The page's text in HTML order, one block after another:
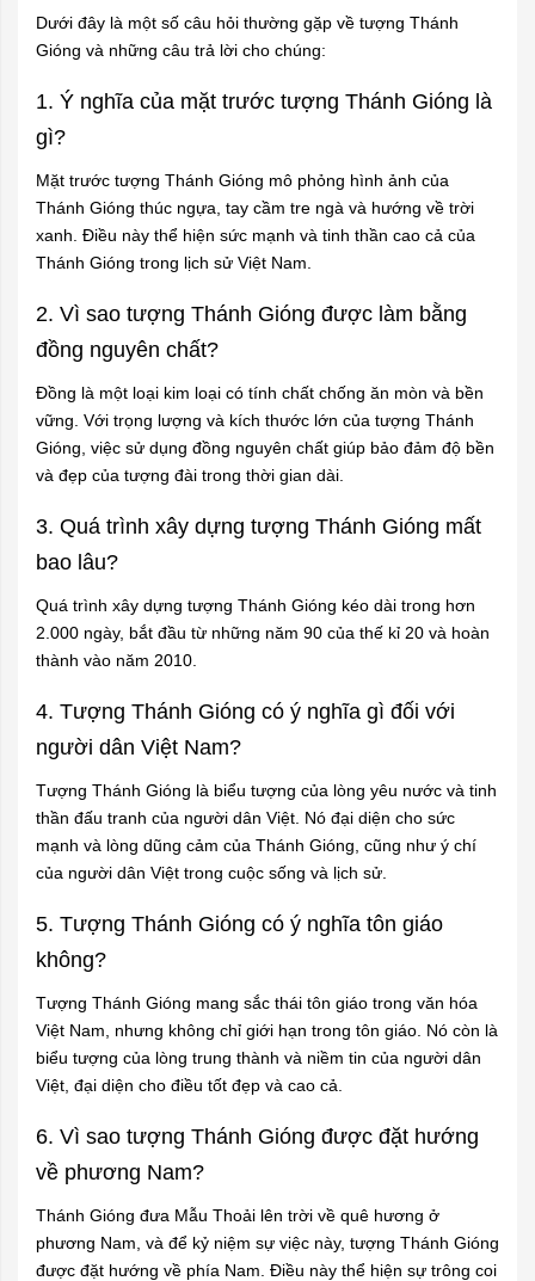
Dưới đây là một số câu hỏi thường gặp về tượng Thánh
Gióng và những câu trả lời cho chúng:
1. Ý nghĩa của mặt trước tượng Thánh Gióng là
gì?
Mặt trước tượng Thánh Gióng mô phỏng hình ảnh của
Thánh Gióng thúc ngựa, tay cầm tre ngà và hướng về trời
xanh. Điều này thể hiện sức mạnh và tinh thần cao cả của
Thánh Gióng trong lịch sử Việt Nam.
2. Vì sao tượng Thánh Gióng được làm bằng
đồng nguyên chất?
Đồng là một loại kim loại có tính chất chống ăn mòn và bền
vững. Với trọng lượng và kích thước lớn của tượng Thánh
Gióng, việc sử dụng đồng nguyên chất giúp bảo đảm độ bền
và đẹp của tượng đài trong thời gian dài.
3. Quá trình xây dựng tượng Thánh Gióng mất
bao lâu?
Quá trình xây dựng tượng Thánh Gióng kéo dài trong hơn
2.000 ngày, bắt đầu từ những năm 90 của thế kỉ 20 và hoàn
thành vào năm 2010.
4. Tượng Thánh Gióng có ý nghĩa gì đối với
người dân Việt Nam?
Tượng Thánh Gióng là biểu tượng của lòng yêu nước và tinh
thần đấu tranh của người dân Việt. Nó đại diện cho sức
mạnh và lòng dũng cảm của Thánh Gióng, cũng như ý chí
của người dân Việt trong cuộc sống và lịch sử.
5. Tượng Thánh Gióng có ý nghĩa tôn giáo
không?
Tượng Thánh Gióng mang sắc thái tôn giáo trong văn hóa
Việt Nam, nhưng không chỉ giới hạn trong tôn giáo. Nó còn là
biểu tượng của lòng trung thành và niềm tin của người dân
Việt, đại diện cho điều tốt đẹp và cao cả.
6. Vì sao tượng Thánh Gióng được đặt hướng
về phương Nam?
Thánh Gióng đưa Mẫu Thoải lên trời về quê hương ở
phương Nam, và để kỷ niệm sự việc này, tượng Thánh Gióng
được đặt hướng về phía Nam. Điều này thể hiện sự trông coi